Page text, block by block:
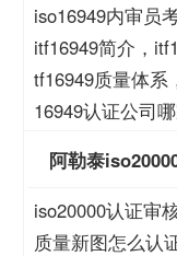
iso16949内审员
itf16949简介，
tf16949质量体系
16949认证公司
阿勒泰
iso20000认证审
质量新图怎么认